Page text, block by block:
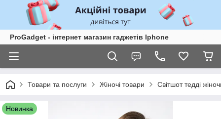
ProGadget - iнтернет магазин гаджетів Iphone
Товари та послуги Жіночі товари Світшот тедді
Новинка